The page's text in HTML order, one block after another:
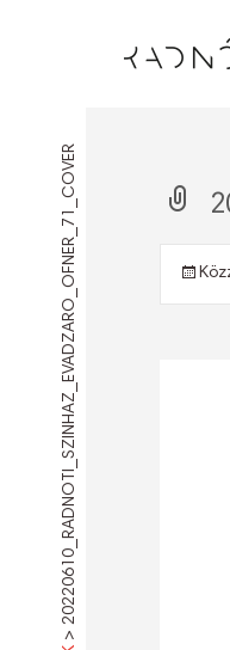
>
20220610_RADNOTI_SZINHAZ_EVADZARO_OFNER_71_COVER